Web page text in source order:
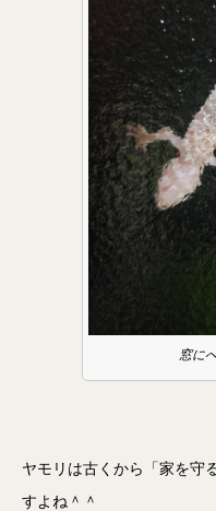
窓に
ヤモリは古くから「家を守
すよね＾＾